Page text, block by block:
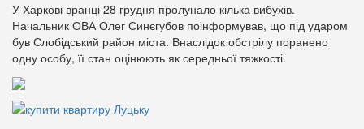
У Харкові вранці 28 грудня пролунало кілька вибухів.
Начальник ОВА Олег Синєгубов поінформував, що під ударом
був Слобідський район міста. Внаслідок обстрілу поранено
одну особу, її стан оцінюють як середньої тяжкості.